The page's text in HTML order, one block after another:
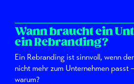
Wann braucht ein
ein Rebranding?
Ein Rebranding ist sinnvoll, wenn
nicht mehr zum Unternehmen passt
warum?